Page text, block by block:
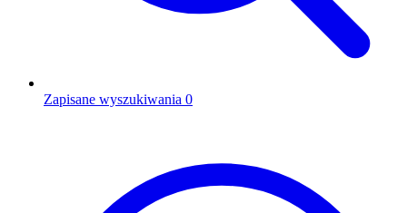
Zapisane wyszukiwania 0